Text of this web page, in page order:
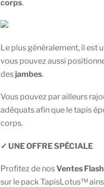
corps.
Le plus généralement, il est
vous pouvez aussi
des jambes.
Vous pouvez par ailleurs
adéquats afin que le tapis
corps.
✓ UNE OFFRE SPÉCIALE
Profitez de nosVentes Flash
sur le pack TapisLotus™